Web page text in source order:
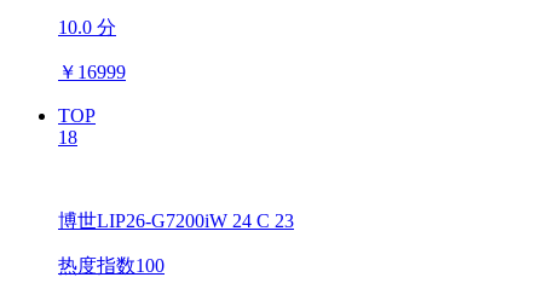
10.0 分
￥ 16999
TOP
18
博世LIP26-G7200iW 24 C 23
热度指数100